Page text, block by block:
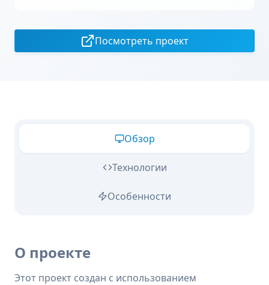
Посмотреть проект
Обзор
Технологии
Особенности
О проекте
Этот проект создан с использованием